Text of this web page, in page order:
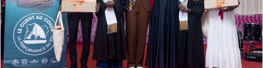
c
r
r